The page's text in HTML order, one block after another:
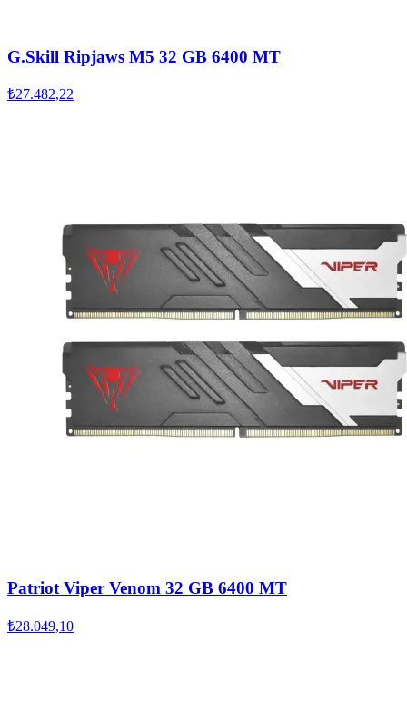
G.Skill Ripjaws M5 32 GB 6400 MT
₺27.482,22
Patriot Viper Venom 32 GB 6400 MT
₺28.049,10